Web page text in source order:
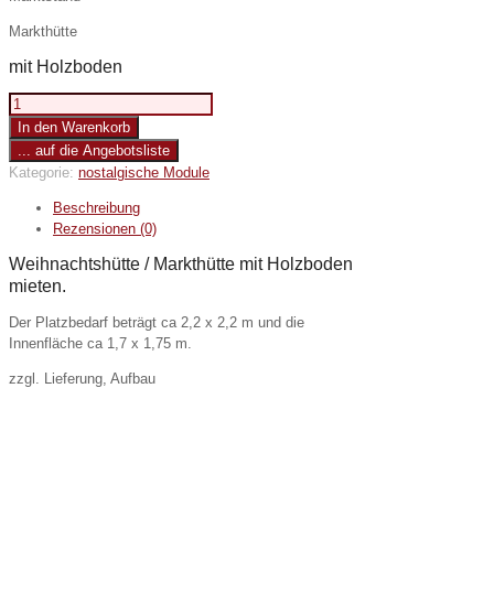
Markthütte
mit Holzboden
Nostalgie
Weihnachtsmarkt
/
Hütte
Markthütte
Menge
In den Warenkorb
... auf die Angebotsliste
Kategorie: nostalgische Module
Beschreibung
Rezensionen (0)
Weihnachtshütte / Markthütte mit Holzboden
mieten.
Der Platzbedarf beträgt ca 2,2 x 2,2 m und die
Innenfläche ca 1,7 x 1,75 m.
zzgl. Lieferung, Aufbau